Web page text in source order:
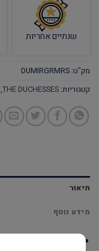
שנתיים אחריות
מק"ט: DUMIRGRMRS
קטגוריות: THE DUCHESSES
,
תיאור
מידע נוסף